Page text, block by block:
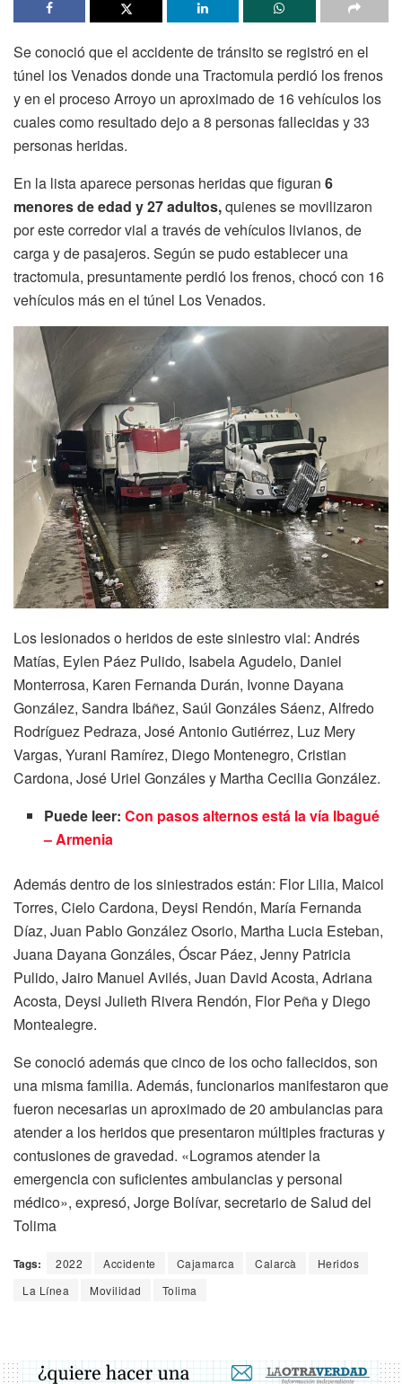
Se conoció que el accidente de tránsito se registró en el
túnel los Venados donde una Tractomula perdió los frenos
y en el proceso Arroyo un aproximado de 16 vehículos los
cuales como resultado dejo a 8 personas fallecidas y 33
personas heridas.
En la lista aparece personas heridas que figuran 6
menores de edad y 27 adultos,quienes se movilizaron
por este corredor vial a través de vehículos livianos, de
carga y de pasajeros. Según se pudo establecer una
tractomula, presuntamente perdió los frenos, chocó con 16
vehículos más en el túnel Los Venados.
Los lesionados o heridos de este siniestro vial: Andrés
Matías, Eylen Páez Pulido, Isabela Agudelo, Daniel
Monterrosa, Karen Fernanda Durán, Ivonne Dayana
González, Sandra Ibáñez, Saúl Gonzáles Sáenz, Alfredo
Rodríguez Pedraza, José Antonio Gutiérrez, Luz Mery
Vargas, Yurani Ramírez, Diego Montenegro, Cristian
Cardona, José Uriel Gonzáles y Martha Cecilia González.
Puede leer:Con pasos alternos está la vía Ibagué
– Armenia
Además dentro de los siniestrados están: Flor Lilia, Maicol
Torres, Cielo Cardona, Deysi Rendón, María Fernanda
Díaz, Juan Pablo González Osorio, Martha Lucia Esteban,
Juana Dayana Gonzáles, Óscar Páez, Jenny Patricia
Pulido, Jairo Manuel Avilés, Juan David Acosta, Adriana
Acosta, Deysi Julieth Rivera Rendón, Flor Peña y Diego
Montealegre.
Se conoció además que cinco de los ocho fallecidos, son
una misma familia. Además, funcionarios manifestaron que
fueron necesarias un aproximado de 20 ambulancias para
atender a los heridos que presentaron múltiples fracturas y
contusiones de gravedad. «Logramos atender la
emergencia con suficientes ambulancias y personal
médico», expresó, Jorge Bolívar, secretario de Salud del
Tolima
Tags: 2022 Accidente Cajamarca Calarcà
Heridos
La Línea
Movilidad Tolima